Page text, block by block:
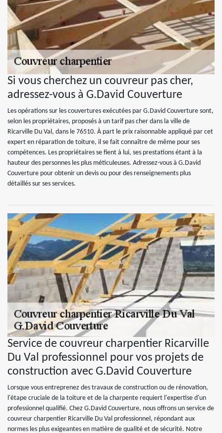
Si vous cherchez un couvreur pas cher,
adressez-vous à G.David Couverture
Les opérations sur les couvertures exécutées par G.David Couverture sont,
selon les propriétaires, proposés à un tarif pas cher dans la ville de
Ricarville Du Val, dans le 76510. À part le prix raisonnable appliqué par cet
expert en réparation de toiture, il se fait connaître de même pour ses
compétences. Les propriétaires se fient à lui, ses prestations étant à la
hauteur des personnes les plus méticuleuses. Adressez-vous à G.David
Couverture pour obtenir un devis ou pour des renseignements plus
détaillés sur ses services.
Service de couvreur charpentier Ricarville
Du Val professionnel pour vos projets de
construction avec G.David Couverture
Lorsque vous entreprenez des travaux de construction ou de rénovation,
l'étape cruciale de la toiture et de la charpente requiert l'expertise d'un
professionnel qualifié. Chez G.David Couverture, nous offrons un service de
couvreur charpentier Ricarville Du Val professionnel, répondant aux
normes les plus exigeantes en matière de qualité et de sécurité. Notre